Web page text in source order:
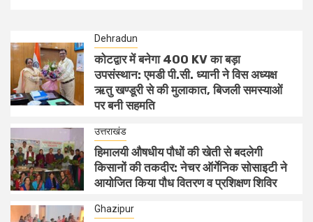
Dehradun
कोटद्वार में बनेगा 400 KV का बड़ा
उपसंस्थान: एमडी पी.सी. ध्यानी ने विस अध्यक्ष
ऋतु खण्डूरी से की मुलाकात, बिजली समस्याओं
पर बनी सहमति
उत्तराखंड
हिमालयी औषधीय पौधों की खेती से बदलेगी
किसानों की तकदीर: नेचर ऑर्गेनिक सोसाइटी ने
आयोजित किया पौध वितरण व प्रशिक्षण शिविर
Ghazipur